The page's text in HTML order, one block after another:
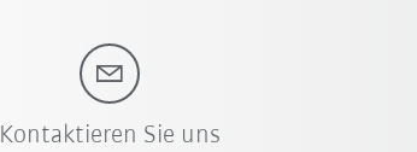
Kontaktieren Sie uns